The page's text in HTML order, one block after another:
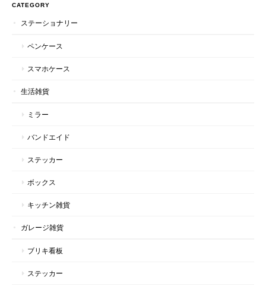
CATEGORY
ステーショナリー
ペンケース
スマホケース
生活雑貨
ミラー
バンドエイド
ステッカー
ボックス
キッチン雑貨
ガレージ雑貨
ブリキ看板
ステッカー